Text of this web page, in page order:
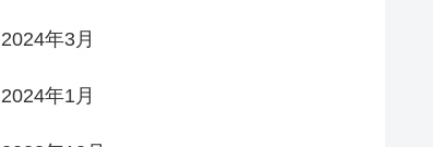
2024年3月
2024年1月